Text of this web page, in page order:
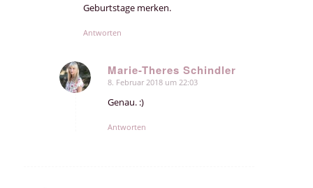
Geburtstage merken.
Antworten
Marie-Theres Schindler
sagte:
8. Februar 2018 um 22:03
Genau. :)
Antworten